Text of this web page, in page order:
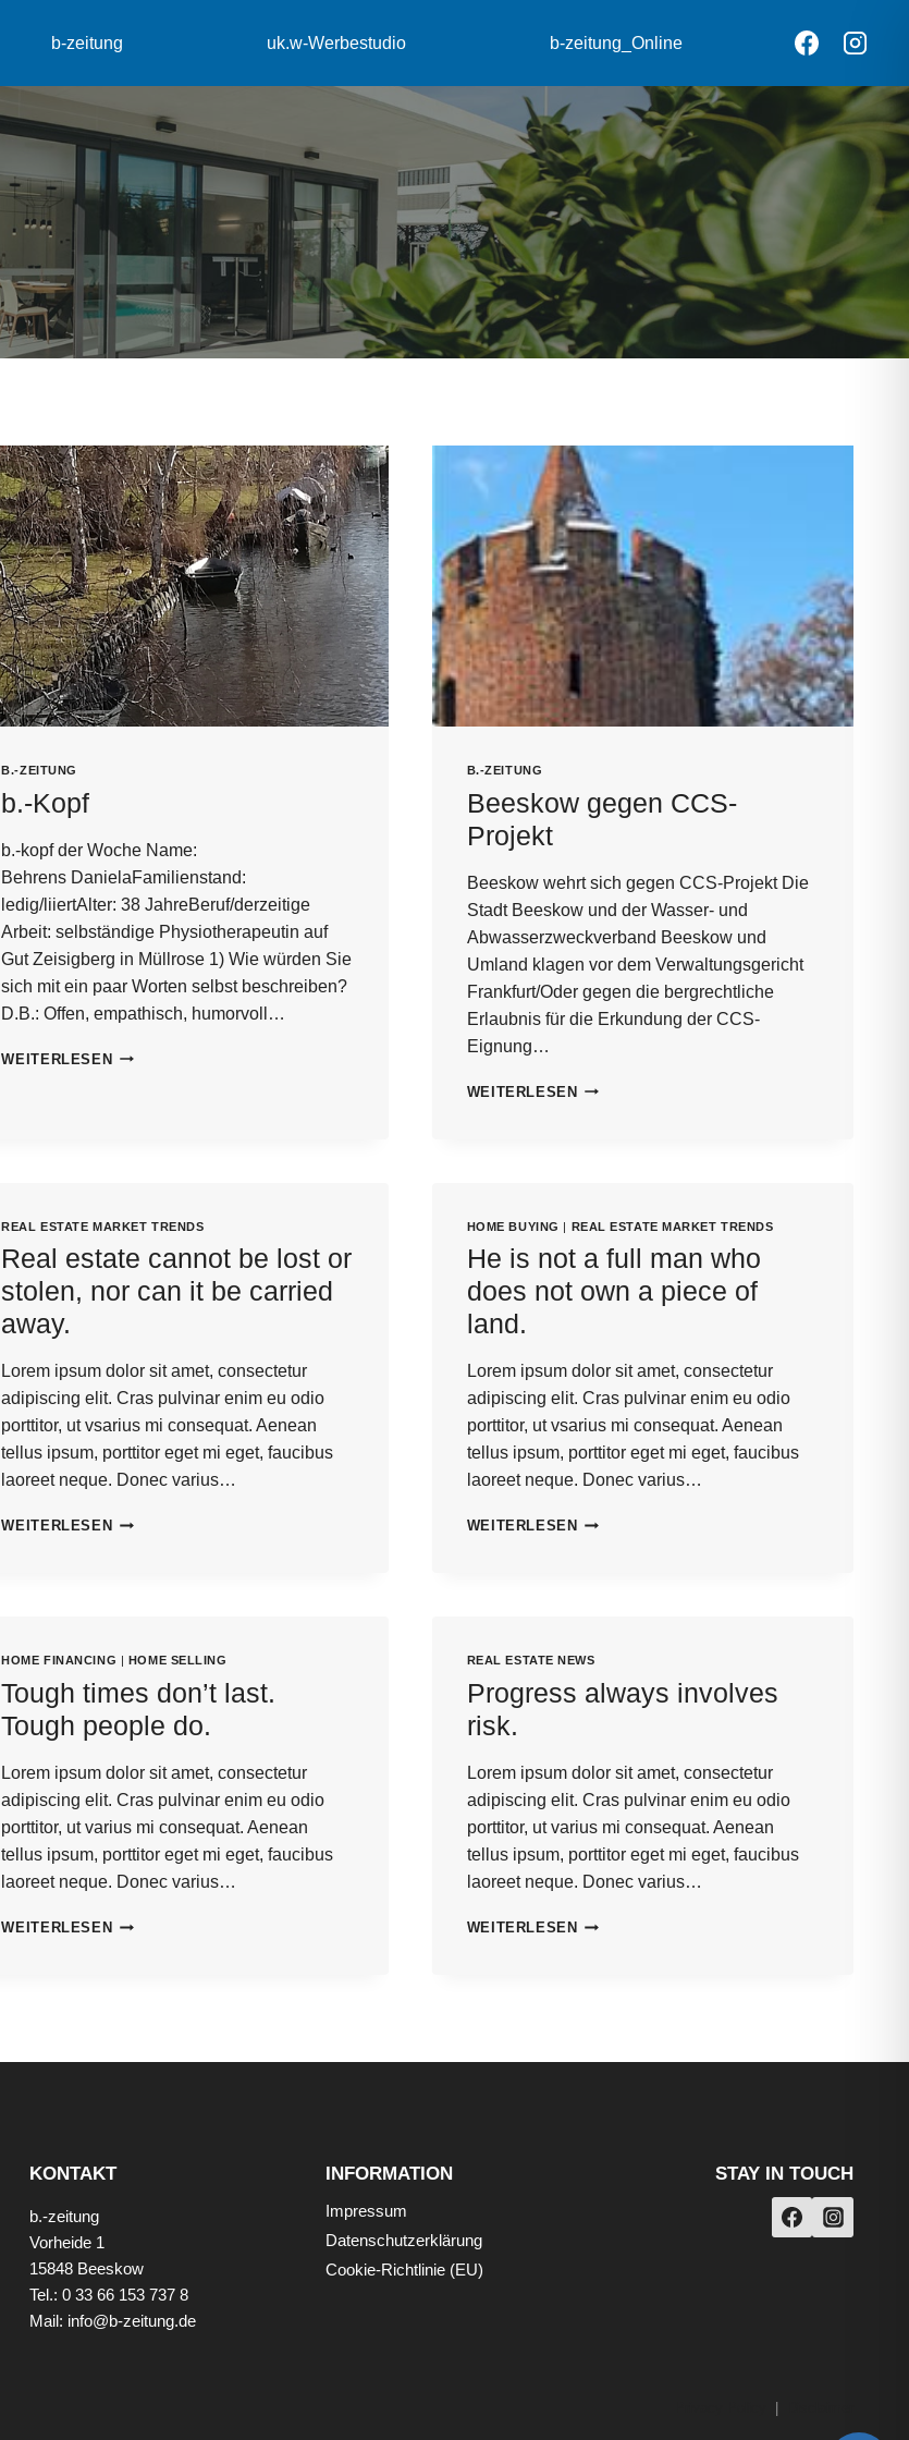
b-zeitung uk.w-Werbestudio b-zeitung_Online
B.-ZEITUNG
b.-Kopf
b.-kopf der Woche Name:
Behrens DanielaFamilienstand:
ledig/liiertAlter: 38 JahreBeruf/derzeitige
Arbeit: selbständige Physiotherapeutin auf
Gut Zeisigberg in Müllrose 1) Wie würden Sie
sich mit ein paar Worten selbst beschreiben?
D.B.: Offen, empathisch, humorvoll…
WEITERLESEN B.-
B.-ZEITUNG
Beeskow gegen CCS-
Projekt
Beeskow wehrt sich gegen CCS-Projekt Die
Stadt Beeskow und der Wasser- und
Abwasserzweckverband Beeskow und
Umland klagen vor dem Verwaltungsgericht
Frankfurt/Oder gegen die bergrechtliche
Erlaubnis für die Erkundung der CCS-
Eignung…
WEITERLESEN BEESKOW
REAL ESTATE MARKET TRENDS
Real estate cannot be lost or
stolen, nor can it be carried
away.
Lorem ipsum dolor sit amet, consectetur
adipiscing elit. Cras pulvinar enim eu odio
porttitor, ut vsarius mi consequat. Aenean
tellus ipsum, porttitor eget mi eget, faucibus
laoreet neque. Donec varius…
WEITERLESEN REAL
STOLEN,
CAN
IT
BE
AWAY.
HOME BUYING | REAL ESTATE MARKET TRENDS
He is not a full man who
does not own a piece of
land.
Lorem ipsum dolor sit amet, consectetur
adipiscing elit. Cras pulvinar enim eu odio
porttitor, ut vsarius mi consequat. Aenean
tellus ipsum, porttitor eget mi eget, faucibus
laoreet neque. Donec varius…
WEITERLESEN HE
WHO
NOT
OF
LAND.
HOME FINANCING HOME SELLING
Tough times don’t last.
Tough people do.
Lorem ipsum dolor sit amet, consectetur
adipiscing elit. Cras pulvinar enim eu odio
porttitor, ut varius mi consequat. Aenean
tellus ipsum, porttitor eget mi eget, faucibus
laoreet neque. Donec varius…
WEITERLESEN TOUGH
REAL ESTATE NEWS
Progress always involves
risk.
Lorem ipsum dolor sit amet, consectetur
adipiscing elit. Cras pulvinar enim eu odio
porttitor, ut varius mi consequat. Aenean
tellus ipsum, porttitor eget mi eget, faucibus
laoreet neque. Donec varius…
WEITERLESEN PROGRESS
KONTAKT
b.-zeitung
Vorheide 1
15848 Beeskow
Tel.: 0 33 66 153 737 8
Mail: info@b-zeitung.de
INFORMATION
Impressum
Datenschutzerklärung
Cookie-Richtlinie (EU)
STAY IN TOUCH